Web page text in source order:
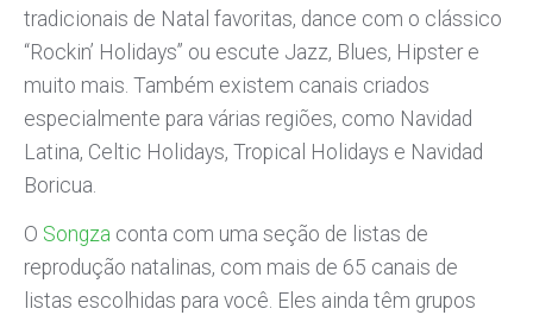
tradicionais de Natal favoritas, dance com o clássico
“Rockin’ Holidays” ou escute Jazz, Blues, Hipster e
muito mais. Também existem canais criados
especialmente para várias regiões, como Navidad
Latina, Celtic Holidays, Tropical Holidays e Navidad
Boricua.
O Songza conta com uma seção de listas de
reprodução natalinas, com mais de 65 canais de
listas escolhidas para você. Eles ainda têm grupos